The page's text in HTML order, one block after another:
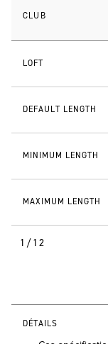
CLUB
LOFT
DEFAULT LENGTH
MINIMUM LENGTH
MAXIMUM LENGTH
1/12
DÉTAILS